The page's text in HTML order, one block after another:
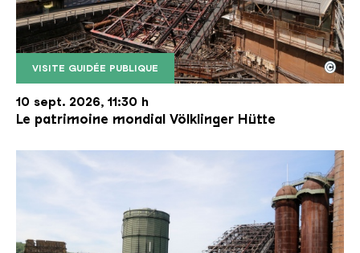
VISITE GUIDÉE PUBLIQUE
Le monte-charge incliné de la Völklinger Hütte
Copyright: Weltkulturerbe Völklinger Hütte | Karl
©
10 sept. 2026, 11:30 h
Le patrimoine mondial Völklinger Hütte